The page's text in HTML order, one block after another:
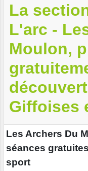
La
L'arc -
Moulon,
Giffoises
Les Archers Du
séances
sport